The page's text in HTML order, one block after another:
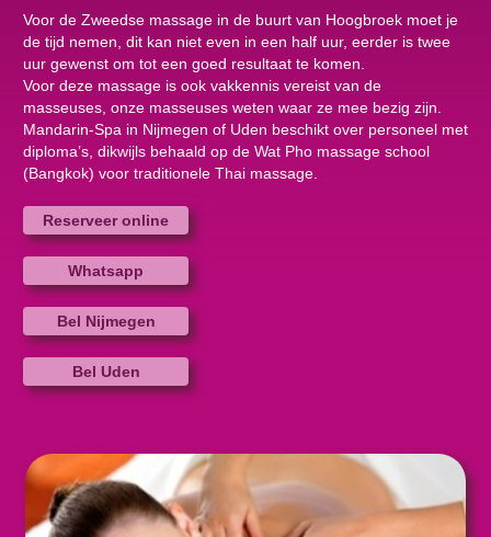
Voor de Zweedse massage in de buurt van Hoogbroek moet je
de tijd nemen, dit kan niet even in een half uur, eerder is twee
uur gewenst om tot een goed resultaat te komen.
Voor deze massage is ook vakkennis vereist van de
masseuses, onze masseuses weten waar ze mee bezig zijn.
Mandarin-Spa in Nijmegen of Uden beschikt over personeel met
diploma’s, dikwijls behaald op de Wat Pho massage school
(Bangkok) voor traditionele Thai massage.
Reserveer online
Whatsapp
Bel Nijmegen
Bel Uden